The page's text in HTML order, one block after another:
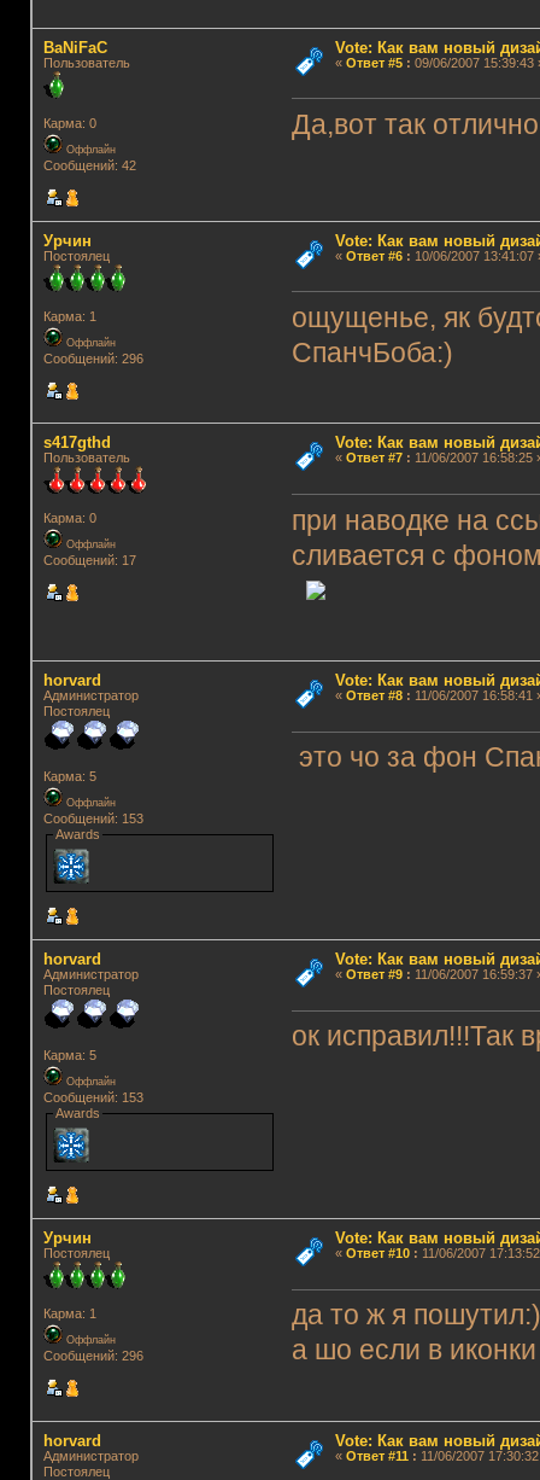
BaNiFaC
Пользователь
Карма: 0
Оффлайн
Сообщений: 42
Vote: Как вам новый
« Ответ #5: 09/06/2007 15:39:43
Да,вот так
Урчин
Постоялец
Карма: 1
Оффлайн
Сообщений: 296
Vote: Как вам новый
« Ответ #6: 10/06/2007 13:41:07
ощущенье, як
СпанчБоба:)
s417gthd
Пользователь
Карма: 0
Оффлайн
Сообщений: 17
Vote: Как вам новый
« Ответ #7: 11/06/2007 16:58:25
при наводке на
сливается с
horvard
Администратор
Постоялец
Карма: 5
Оффлайн
Сообщений: 153
Awards
Vote: Как вам новый
« Ответ #8: 11/06/2007 16:58:41
это чо за фон
horvard
Администратор
Постоялец
Карма: 5
Оффлайн
Сообщений: 153
Awards
Vote: Как вам новый
« Ответ #9: 11/06/2007 16:59:37
ок исправил!!!Так
Урчин
Постоялец
Карма: 1
Оффлайн
Сообщений: 296
Vote: Как вам новый
« Ответ #10: 11/06/2007
да то ж я
а шо если в
horvard
Администратор
Постоялец
Vote: Как вам новый
« Ответ #11 : 11/06/2007